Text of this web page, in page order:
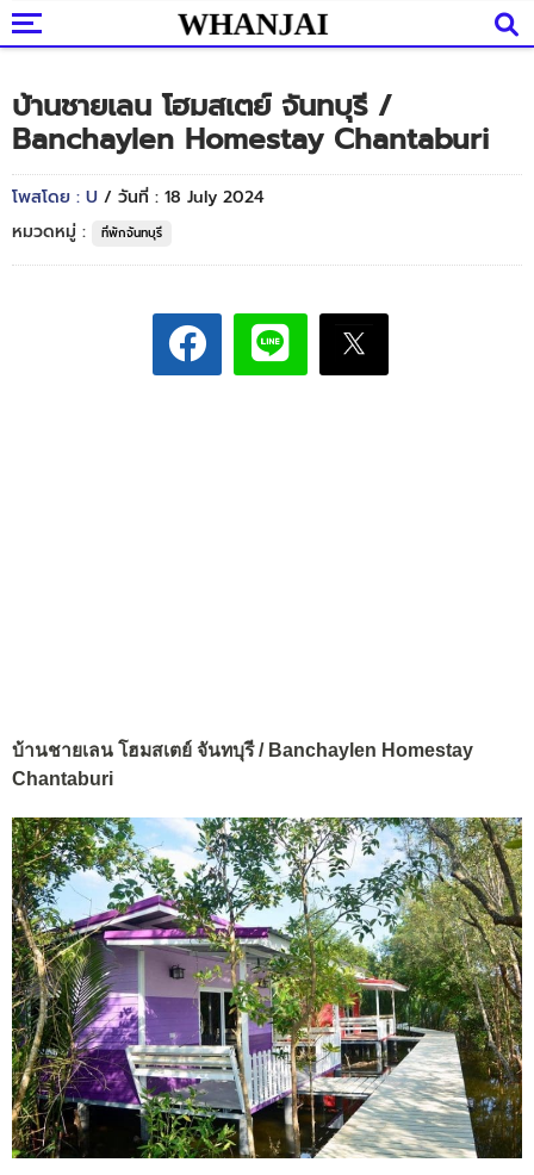
บ้านชายเลน โฮมสเตย์ จันทบุรี /
Banchaylen Homestay Chantaburi
โพสโดย : U / วันที่ : 18 July 2024
หมวดหมู่ :
ที่พักจันทบุรี
บ้านชายเลน โฮมสเตย์ จันทบุรี / Banchaylen Homestay
Chantaburi